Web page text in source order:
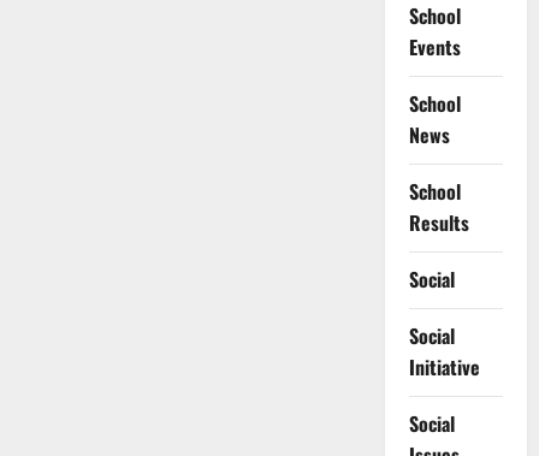
School
Events
School
News
School
Results
Social
Social
Initiative
Social